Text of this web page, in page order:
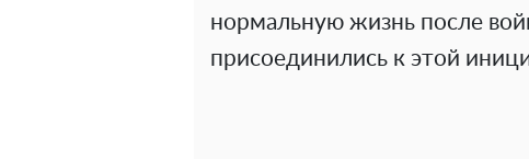
нормальную жизнь после
присоединились к этой